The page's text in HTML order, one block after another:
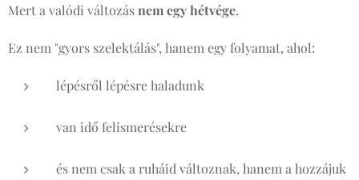
Mert a valódi változásnem egy hétvége.
Ez nem "gyors szelektálás", hanem egy folyamat, ahol:
lépésről lépésre haladunk
van idő felismerésekre
és nem csak a ruháid változnak, hanem a hozzájuk